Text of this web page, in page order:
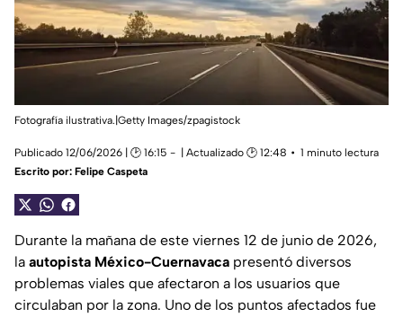
Fotografía ilustrativa.|Getty Images/zpagistock
Publicado 12/06/2026 | 🕑 16:15 | Actualizado 🕑 12:48
1 minuto lectura
Escrito por: Felipe Caspeta
Durante la mañana de este viernes 12 de junio de 2026,
la autopista México-Cuernavaca presentó diversos
problemas viales que afectaron a los usuarios que
circulaban por la zona. Uno de los puntos afectados fue